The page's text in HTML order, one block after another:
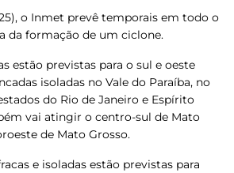
o Inmet prevê temporais em todo o
da formação de um ciclone.
estão previstas para o sul e oeste
isoladas no Vale do Paraíba, no
do Rio de Janeiro e Espírito
vai atingir o centro-sul de Mato
de Mato Grosso.
e isoladas estão previstas para